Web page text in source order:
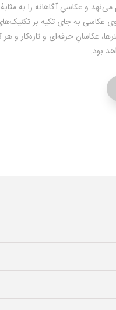
می‌نهد و عکاسیِ آگاهانه را به
عکاسی به جای تکیه بر
عکاسانِ حرفه‌ای و تازه‌کار
بود.